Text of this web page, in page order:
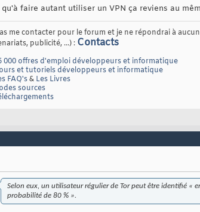
qu'à faire autant utiliser un VPN ça reviens au
me contacter pour le forum et je ne répondrai à
publicité, ...) : Contacts
000 offres d'emploi développeurs et informatique
et tutoriels développeurs et informatique
FAQ's& Les Livres
sources
Selon eux, un utilisateur régulier de Tor peut être identifié «
probabilité de 80 % ».